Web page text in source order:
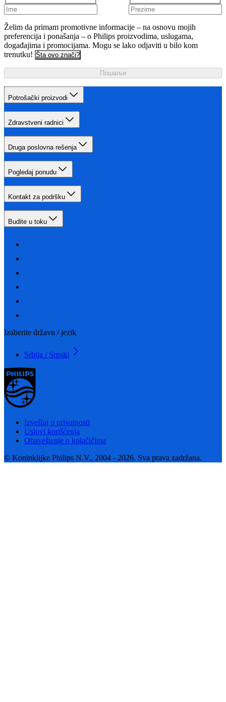
Želim da primam promotivne informacije – na osnovu mojih
preferencija i ponašanja – o Philips proizvodima, uslugama,
događajima i promocijama. Mogu se lako odjaviti u bilo kom
trenutku! Šta ovo znači?
Пошаљи
Potrošački proizvodi
Zdravstveni radnici
Druga poslovna rešenja
Pogledaj ponudu
Kontakt za podršku
Budite u toku
Izaberite državu / jezik
Srbija / Srpski
Izveštaj o privatnosti
Uslovi korišćenja
Obaveštenje o kolačičima
© Koninklijke Philips N.V., 2004 - 2026. Sva prava zadržana.